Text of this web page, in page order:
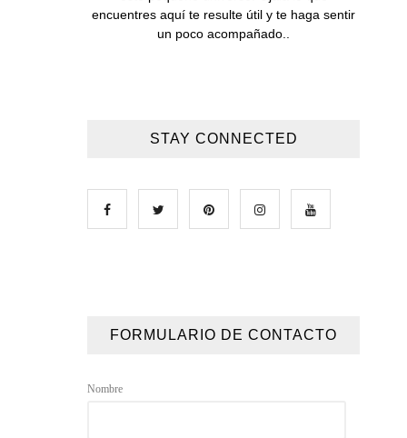
encuentres aquí te resulte útil y te haga sentir
un poco acompañado..
STAY CONNECTED
FORMULARIO DE CONTACTO
Nombre